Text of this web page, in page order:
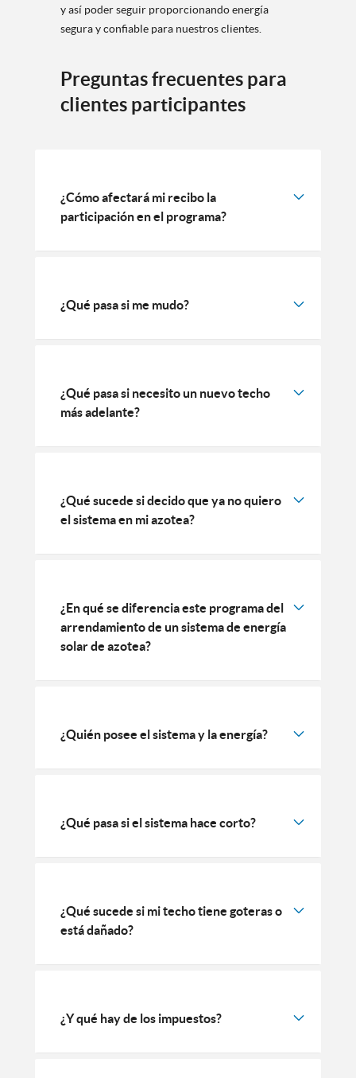
y así poder seguir proporcionando energía
segura y confiable para nuestros clientes.
Preguntas frecuentes para
clientes participantes
¿Cómo afectará mi recibo la
participación en el programa?
¿Qué pasa si me mudo?
¿Qué pasa si necesito un nuevo techo
más adelante?
¿Qué sucede si decido que ya no quiero
el sistema en mi azotea?
¿En qué se diferencia este programa del
arrendamiento de un sistema de energía
solar de azotea?
¿Quién posee el sistema y la energía?
¿Qué pasa si el sistema hace corto?
¿Qué sucede si mi techo tiene goteras o
está dañado?
¿Y qué hay de los impuestos?